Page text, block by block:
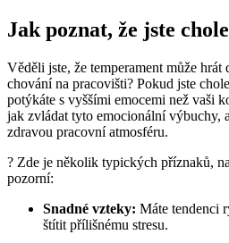
Jak poznat, že jste
Věděli jste, že temperament může
chování na pracovišti? Pokud jste
potýkáte s vyššími emocemi než vaši
jak zvládat tyto emocionální výbuchy,
zdravou pracovní atmosféru.
? Zde je několik typických příznaků,
pozorní:
Snadné vzteky: Máte tendenci
štítit přílišnému stresu.